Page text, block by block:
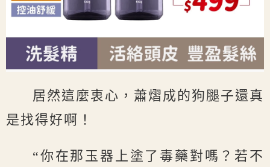
居然這麼衷心，蕭熠成的狗腿子還真
是找得好啊！
“你在那玉器上塗了毒藥對嗎？若不